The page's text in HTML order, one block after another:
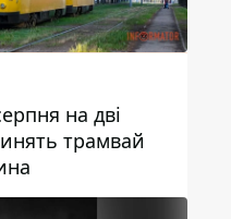
на дві
трамвай